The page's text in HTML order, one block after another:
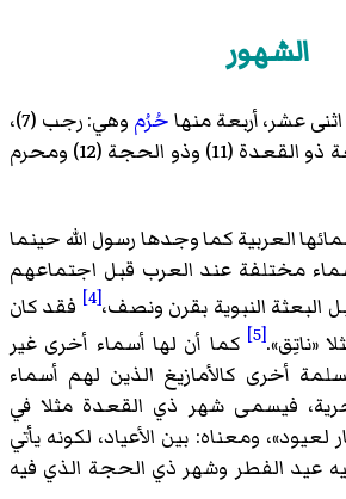
الشهور
عشر، أربعة منهاحُرُم
وهي: رجب (7)،
والأشهر الثلاثة المتتابعة ذو القعدة (11) وذو الحجة (12) ومحرم
العربية كما وجدها رسول الله حينما
مختلفة عند العرب قبل اجتماعهم
البعثة النبوية بقرن ونصف،[4]
فقد كان
«ناتِق».[5]
كما أن لها أسماء أخرى غير
أخرى كالأمازيغ الذين لهم أسماء
فيسمى شهر ذي القعدة مثلا في
لعيود»، ومعناه: بين الأعياد، لكونه يأتي
عيد الفطر وشهر ذي الحجة الذي فيه